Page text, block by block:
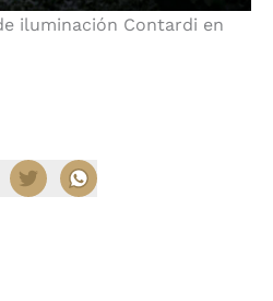
iluminación Contardi en